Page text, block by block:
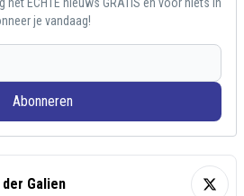
je vandaag!
Abonneren
Galien